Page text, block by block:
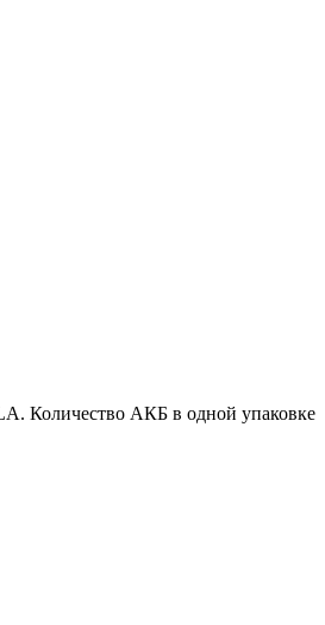
Количество АКБ в одной упаковке